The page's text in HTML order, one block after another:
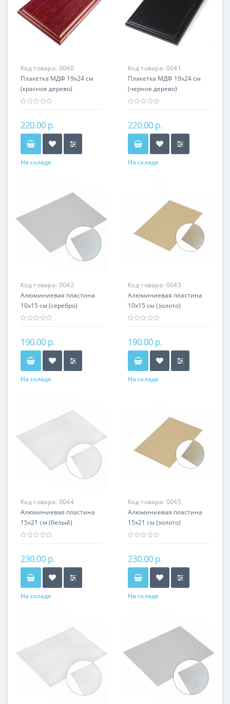
Код товара: 0040
Плакетка МДФ 19х24 см
(красное дерево)
220.00 р.
На складе
Код товара: 0041
Плакетка МДФ 19х24 см
(черное дерево)
220.00 р.
На складе
Код товара: 0042
Алюминиевая пластина
10х15 см (серебро)
190.00 р.
На складе
Код товара: 0043
Алюминиевая пластина
10х15 см (золото)
190.00 р.
На складе
Код товара: 0044
Алюминиевая пластина
15х21 см (белый)
230.00 р.
На складе
Код товара: 0045
Алюминиевая пластина
15х21 см (золото)
230.00 р.
На складе